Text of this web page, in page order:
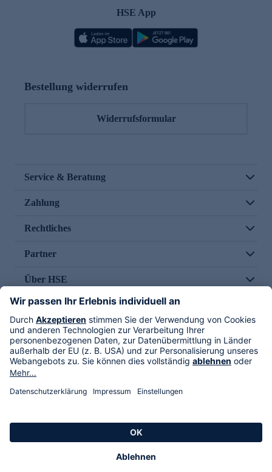
HSE App
Bestellung widerrufen
Widerrufsformular
Service & Beratung
Zahlung
Rechtliches
Partner
Über HSE
Im TV
HSE International